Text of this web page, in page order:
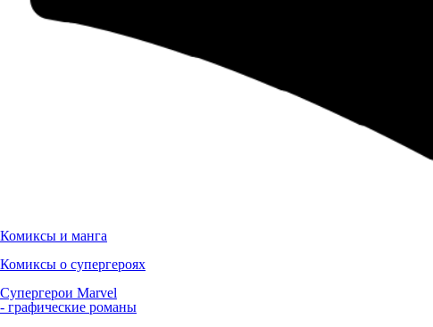
Комиксы и манга
Комиксы о супергероях
Супергерои Marvel
- графические романы